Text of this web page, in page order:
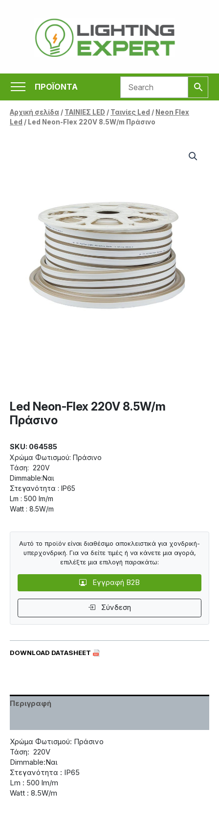
περιεχόμενο
ΠΡΟΪΟΝΤΑ
Αρχική σελίδα/ ΤΑΙΝΙΕΣ LED / Ταινίες Led / Neon Flex
Led / Led Neon-Flex 220V 8.5W/m Πράσινο
Led Neon-Flex 220V 8.5W/m
Πράσινο
SKU: 064585
Χρώμα Φωτισμού: Πράσινο
Τάση: 220V
Dimmable:Ναι
Στεγανότητα : IP65
Lm : 500 lm/m
Watt : 8.5W/m
DOWNLOAD DATASHEET
Αυτό το προϊόν είναι διαθέσιμο αποκλειστικά για χονδρική-
υπερχονδρική. Για να δείτε τιμές ή να κάνετε μια αγορά,
επιλέξτε μια επιλογή παρακάτω:
Εγγραφή B2B
Σύνδεση
Περιγραφή
Χρώμα Φωτισμού: Πράσινο
Τάση: 220V
Dimmable:Ναι
Στεγανότητα : IP65
Lm : 500 lm/m
Watt : 8.5W/m